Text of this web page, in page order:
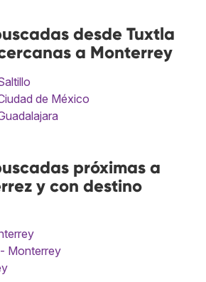
desde Tuxtla
a Monterrey
de México
próximas a
y con destino
Monterrey